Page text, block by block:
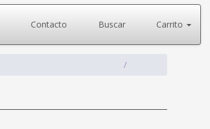
Contacto Buscar Carrito